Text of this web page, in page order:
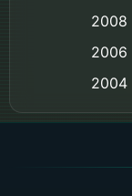
2008
2006
2004
2002